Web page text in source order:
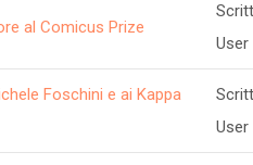
al Comicus Prize
User
Foschini e ai Kappa
User